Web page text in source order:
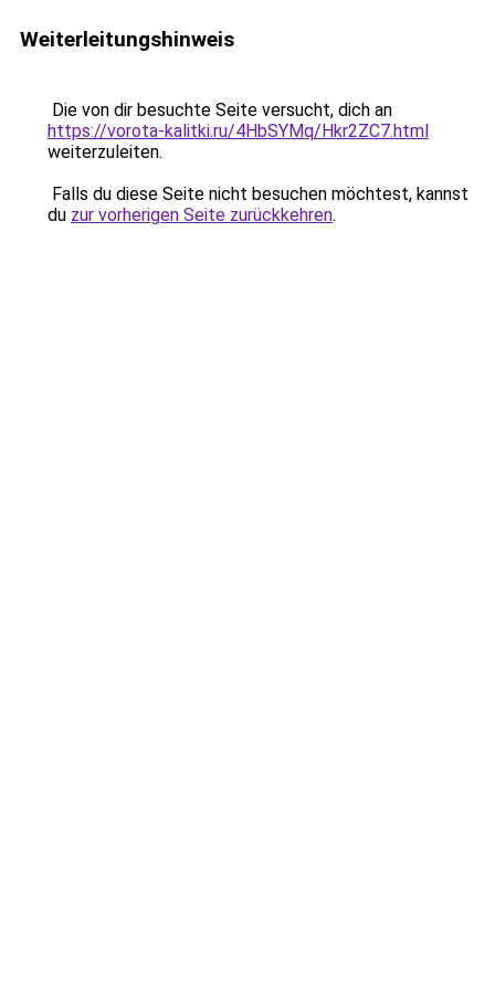
Weiterleitungshinweis
Die von dir besuchte Seite versucht, dich an
https://vorota-kalitki.ru/4HbSYMq/Hkr2ZC7.html
weiterzuleiten.
Falls du diese Seite nicht besuchen möchtest, kannst
du zur vorherigen Seite zurückkehren.